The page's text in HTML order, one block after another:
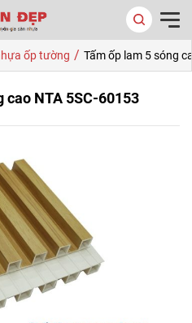
ốp tường / Tấm ốp lam 5 sóng
cao NTA 5SC-60153